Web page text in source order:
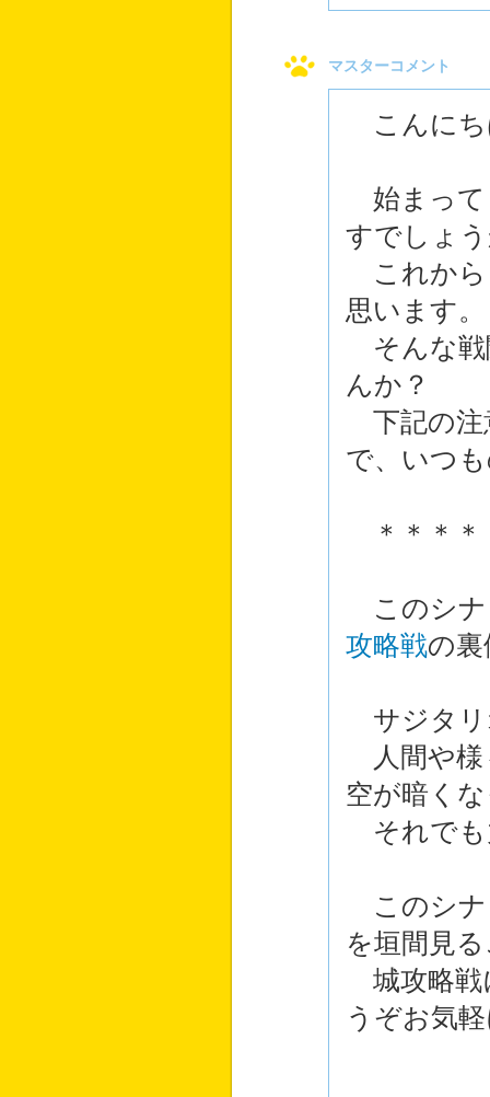
マスターコメント
こんにち
始まって
すでしょ
これから
思います。
そんな戦
んか？
下記の注
で、いつ
＊＊＊＊
このシナ
攻略戦の
サジタリ
人間や様
空が暗く
それでも
このシナ
を垣間見
城攻略戦
うぞお気